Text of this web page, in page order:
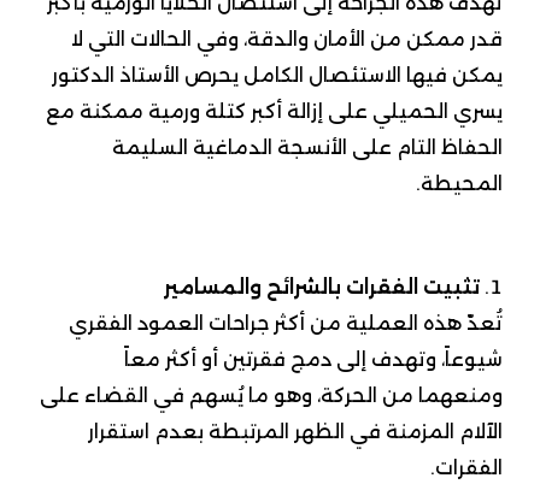
قدر ممكن من الأمان والدقة، وفي الحالات التي لا
يمكن فيها الاستئصال الكامل يحرص الأستاذ الدكتور
يسري الحميلي على إزالة أكبر كتلة ورمية ممكنة مع
الحفاظ التام على الأنسجة الدماغية السليمة
المحيطة.
تثبيت الفقرات بالشرائح والمسامير
تُعدّ هذه العملية من أكثر جراحات العمود الفقري
شيوعاً، وتهدف إلى دمج فقرتين أو أكثر معاً
ومنعهما من الحركة، وهو ما يُسهم في القضاء على
الآلام المزمنة في الظهر المرتبطة بعدم استقرار
الفقرات.